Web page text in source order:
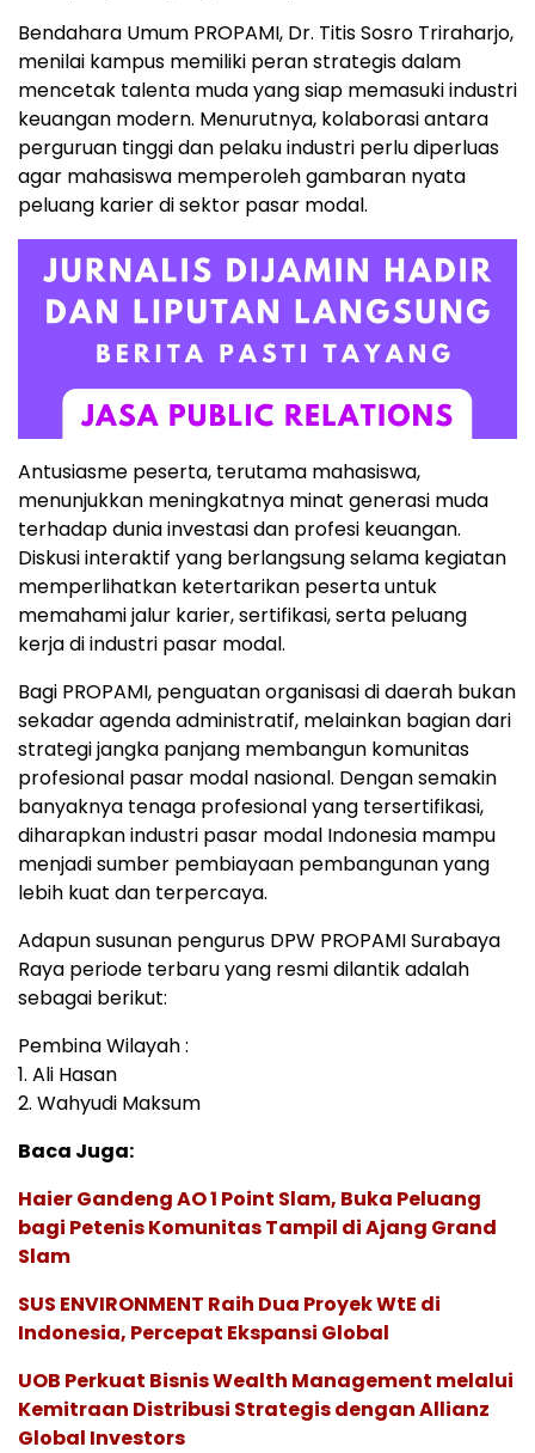
Bendahara Umum PROPAMI, Dr. Titis Sosro Triraharjo,
menilai kampus memiliki peran strategis dalam
mencetak talenta muda yang siap memasuki industri
keuangan modern. Menurutnya, kolaborasi antara
perguruan tinggi dan pelaku industri perlu diperluas
agar mahasiswa memperoleh gambaran nyata
peluang karier di sektor pasar modal.
Antusiasme peserta, terutama mahasiswa,
menunjukkan meningkatnya minat generasi muda
terhadap dunia investasi dan profesi keuangan.
Diskusi interaktif yang berlangsung selama kegiatan
memperlihatkan ketertarikan peserta untuk
memahami jalur karier, sertifikasi, serta peluang
kerja di industri pasar modal.
Bagi PROPAMI, penguatan organisasi di daerah bukan
sekadar agenda administratif, melainkan bagian dari
strategi jangka panjang membangun komunitas
profesional pasar modal nasional. Dengan semakin
banyaknya tenaga profesional yang tersertifikasi,
diharapkan industri pasar modal Indonesia mampu
menjadi sumber pembiayaan pembangunan yang
lebih kuat dan terpercaya.
Adapun susunan pengurus DPW PROPAMI Surabaya
Raya periode terbaru yang resmi dilantik adalah
sebagai berikut:
Pembina Wilayah :
1. Ali Hasan
2. Wahyudi Maksum
Baca Juga:
Haier Gandeng AO 1 Point Slam, Buka Peluang
bagi Petenis Komunitas Tampil di Ajang Grand
Slam
SUS ENVIRONMENT Raih Dua Proyek WtE di
Indonesia, Percepat Ekspansi Global
UOB Perkuat Bisnis Wealth Management melalui
Kemitraan Distribusi Strategis dengan Allianz
Global Investors